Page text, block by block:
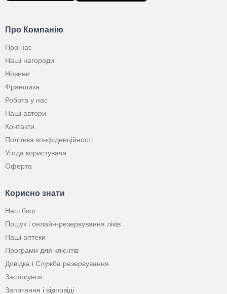
Про Компанію
Про нас
Наші нагороди
Новини
Франшиза
Робота у нас
Наші автори
Контакти
Політика конфіденційності
Угода користувача
Оферта
Корисно знати
Наш блог
Пошук і онлайн-резервування ліків
Наші аптеки
Програми для клієнтів
Довідка і Служба резервування
Застосунок
Запитання і відповіді